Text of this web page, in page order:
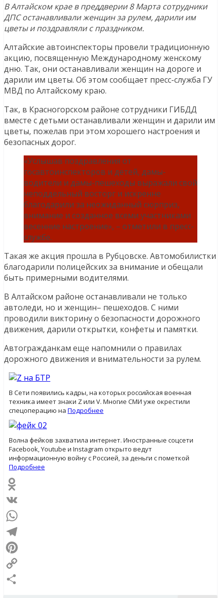
В Алтайском крае в преддверии 8 Марта сотрудники
ДПС останавливали женщин за рулем, дарили им
цветы и поздравляли с праздником.
Алтайские автоинспекторы провели традиционную
акцию, посвященную Международному женскому
дню. Так, они останавливали женщин на дороге и
дарили им цветы. Об этом сообщает пресс-служба ГУ
МВД по Алтайскому краю.
Так, в Красногорском районе сотрудники ГИБДД
вместе с детьми останавливали женщин и дарили им
цветы, пожелав при этом хорошего настроения и
безопасных дорог.
«Услышав поздравления от
госавтоинспекторов и детей, дамы-
водители и дамы-пешеходы выражали свой
неподдельный восторг и искренне
благодарили за неожиданный сюрприз,
внимание и созданное всеми участниками
весенние настроение», – отметили в пресс-
службе.
Такая же акция прошла в Рубцовске. Автомобилистки
благодарили полицейских за внимание и обещали
быть примерными водителями.
В Алтайском районе останавливали не только
автоледи, но и женщин– пешеходов. С ними
проводили викторину о безопасности дорожного
движения, дарили открытки, конфеты и памятки.
Автогражданкам еще напомнили о правилах
дорожного движения и внимательности за рулем.
В Сети появились кадры, на которых российская военная
техника имеет знаки Z или V. Многие СМИ уже окрестили
спецоперацию на Подробнее
Волна фейков захватила интернет. Иностранные соцсети
Facebook, Youtube и Instagram открыто ведут
информационную войну с Россией, за деньги с пометкой
Подробнее
Odnoklassniki
VK
WhatsApp
Telegram
Pinterest
Copy